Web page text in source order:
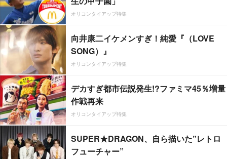
オリコンタイアップ特集
向井康二イケメンすぎ！純愛『（LOVE
SONG）』
オリコンタイアップ特集
デカすぎ都市伝説発生!?ファミマ45％増量
作戦再来
オリコンタイアップ特集
SUPER★DRAGON、自ら描いた”レトロ
フューチャー”